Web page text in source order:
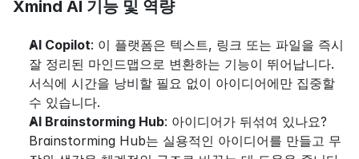
Xmind AI 기능 및 역량
AI Copilot: 이 플랫폼은 텍스트, 링크 또는 파일을 즉시
잘 정리된 마인드맵으로 변환하는 기능이 뛰어납니다.
서식에 시간을 낭비할 필요 없이 아이디어에만 집중할
수 있습니다.
AI Brainstorming Hub: 아이디어가 뒤섞여 있나요?
Brainstorming Hub는 실용적인 아이디어를 만들고 무